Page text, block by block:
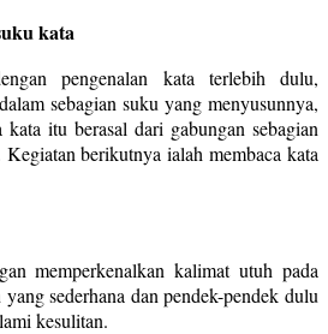
kata
pengenalan kata terlebih dulu,
sebagian suku yang menyusunnya,
itu berasal dari gabungan sebagian
berikutnya ialah membaca kata
memperkenalkan kalimat utuh pada
sederhana dan pendek-pendek dulu
kesulitan.